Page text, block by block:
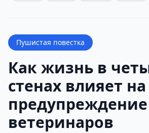
Пушистая повестка
Как жизнь в
стенах влияет
предупреждение
ветеринаров